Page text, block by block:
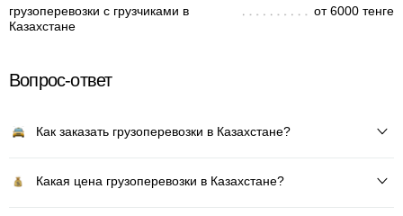
грузоперевозки с грузчиками в
Казахстане
от 6000 тенге
Вопрос-ответ
Как заказать грузоперевозки в Казахстане?
Какая цена грузоперевозки в Казахстане?